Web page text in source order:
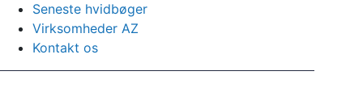
Seneste hvidbøger
Virksomheder AZ
Kontakt os